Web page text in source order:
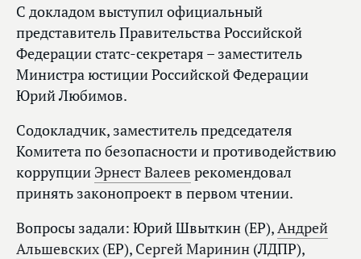
С докладом выступил официальный
представитель Правительства Российской
Федерации статс-секретаря – заместитель
Министра юстиции Российской Федерации
Юрий Любимов.
Содокладчик, заместитель председателя
Комитета по безопасности и противодействию
коррупции Эрнест Валеев рекомендовал
принять законопроект в первом чтении.
Вопросы задали: Юрий Швыткин (ЕР),Андрей
Альшевских (ЕР), Сергей Маринин (ЛДПР),